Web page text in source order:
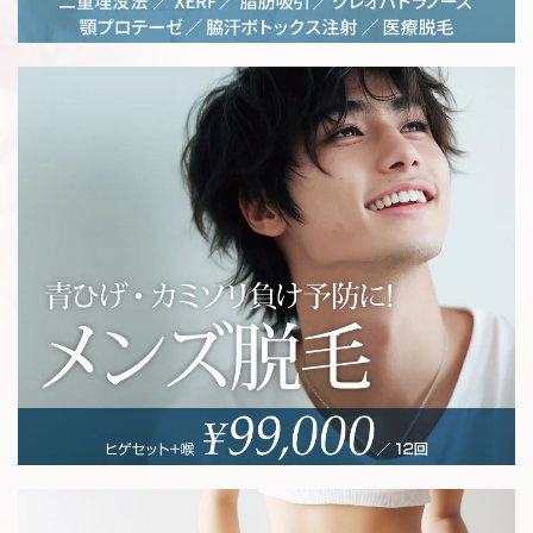
LINE相談
WEB相談・予約